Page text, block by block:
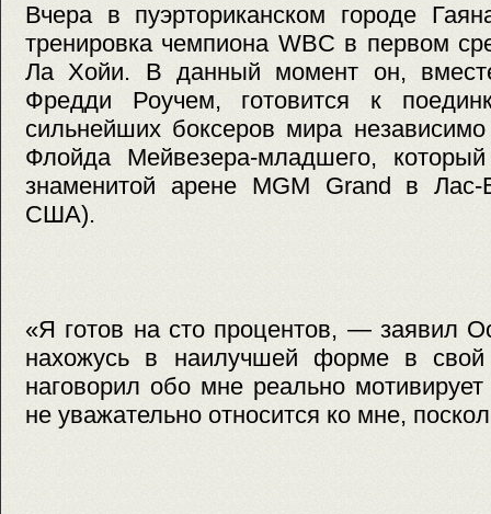
Вчера в пуэрториканском городе
тренировка чемпиона WBC в первом
Ла Хойи. В данный момент он,
Фредди Роучем, готовится к
сильнейших боксеров мира независимо
Флойда Мейвезера-младшего,
знаменитой арене MGM Grand в
США).
«Я готов на сто процентов, — заявил
нахожусь в наилучшей форме в
наговорил обо мне реально
не уважательно относится ко мне,